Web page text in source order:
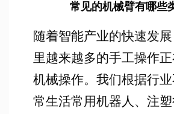
常见的机械臂有哪些
随着智能产业的快速发
里越来越多的手工操作
机械操作。我们根据行业
常生活常用机器人、注